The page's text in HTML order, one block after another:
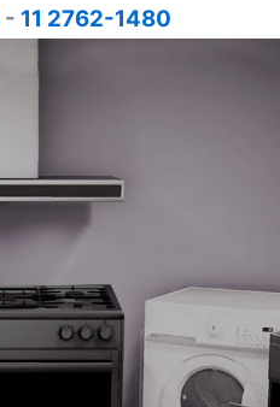
- 11 2762-1480